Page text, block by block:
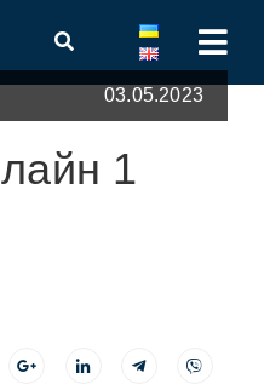
03.05.2023
1